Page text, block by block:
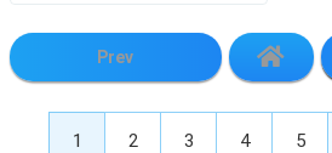
Prev
1 2 3 4 5